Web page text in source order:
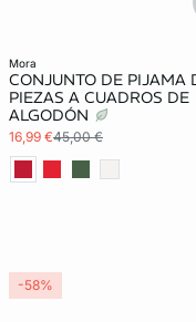
mora
CONJUNTO DE PIJAMA
PIEZAS A CUADROS DE
ALGODÓN
16,99 €45,00 €
-58%